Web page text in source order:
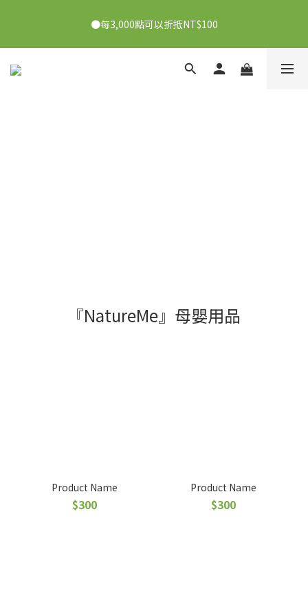
👉點我了解
●每3,000點可以折抵NT$100
●7/2-7/30下單美膚娜娜&曦之麗，滿1,000元抽PDRN精華組！
『NatureMe』母嬰用品
Product Name
$300
Product Name
$300